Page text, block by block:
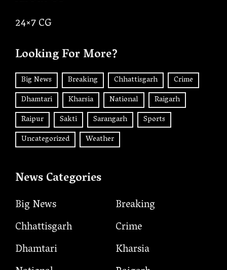
24×7 CG
Looking For More?
Big News Breaking Chhattisgarh
Crime
Dhamtari
Kharsia National
Raigarh
Raipur
Sakti Sarangarh
Sports
Uncategorized
Weather
News Categories
Big News
Breaking
Chhattisgarh
Crime
Dhamtari
Kharsia